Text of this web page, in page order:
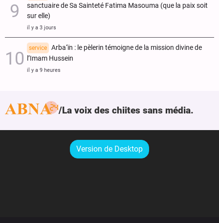
sanctuaire de Sa Sainteté Fatima Masouma (que la paix soit
sur elle)
il y a 3 jours
service
Arba‘ïn : le pèlerin témoigne de la mission divine de
l’Imam Hussein
il y a 9 heures
La voix des chiites sans média.
Version de Desktop